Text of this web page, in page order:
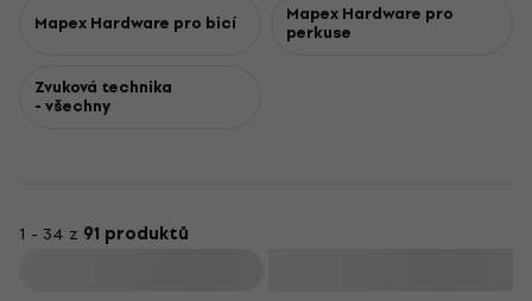
Mapex Hardware pro bicí Mapex Hardware pro
perkuse
Zvuková technika
- všechny
1 - 34 z 91 produktů